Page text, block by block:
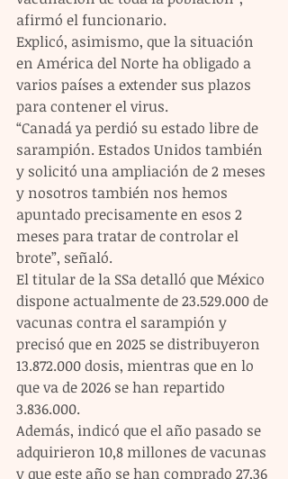
afirmó el funcionario.
Explicó, asimismo, que la situación
en América del Norte ha obligado a
varios países a extender sus plazos
para contener el virus.
“Canadá ya perdió su estado libre de
sarampión. Estados Unidos también
y solicitó una ampliación de 2 meses
y nosotros también nos hemos
apuntado precisamente en esos 2
meses para tratar de controlar el
brote”, señaló.
El titular de la SSa detalló que México
dispone actualmente de 23.529.000 de
vacunas contra el sarampión y
precisó que en 2025 se distribuyeron
13.872.000 dosis, mientras que en lo
que va de 2026 se han repartido
3.836.000.
Además, indicó que el año pasado se
adquirieron 10,8 millones de vacunas
y que este año se han comprado 27,36